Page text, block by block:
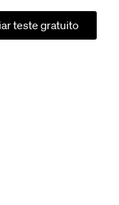
teste gratuito